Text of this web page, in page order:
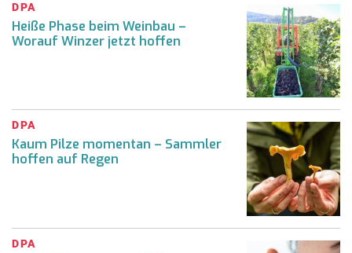
DPA
Heiße Phase beim Weinbau –
Worauf Winzer jetzt hoffen
DPA
Kaum Pilze momentan – Sammler
hoffen auf Regen
DPA